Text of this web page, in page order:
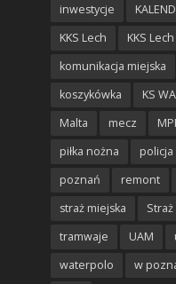
inwestycje
KKS Lech
KKS
komunikacja miejska
koszykówka
KS
Malta
mecz
piłka nożna
policja
poznań
remont
straż miejska
tramwaje
UAM
waterpolo
w